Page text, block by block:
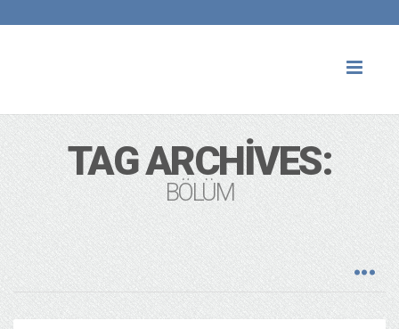
TAG ARCHIVES:
BÖLÜM